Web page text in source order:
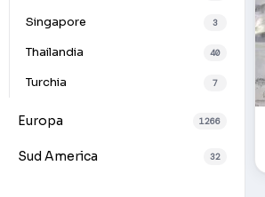
Singapore 3
Thailandia 40
Turchia 7
Europa 1266
Sud America 32